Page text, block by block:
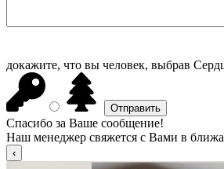
докажите, что вы человек, выбрав
Спасибо за Ваше сообщение!
Наш менеджер свяжется с Вами в